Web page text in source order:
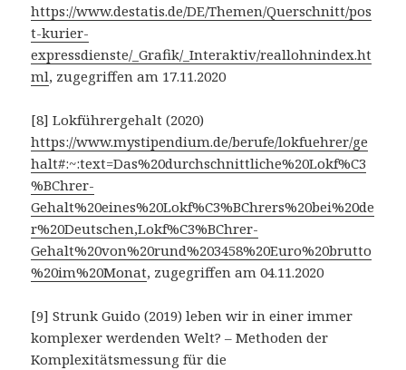
https://www.destatis.de/DE/Themen/Querschnitt/pos
t-kurier-
expressdienste/_Grafik/_Interaktiv/reallohnindex.ht
ml, zugegriffen am 17.11.2020
[8] Lokführergehalt (2020)
https://www.mystipendium.de/berufe/lokfuehrer/ge
halt#:~:text=Das%20durchschnittliche%20Lokf%C3
%BChrer-
Gehalt%20eines%20Lokf%C3%BChrers%20bei%20de
r%20Deutschen,Lokf%C3%BChrer-
Gehalt%20von%20rund%203458%20Euro%20brutto
%20im%20Monat, zugegriffen am 04.11.2020
[9] Strunk Guido (2019) leben wir in einer immer
komplexer werdenden Welt? – Methoden der
Komplexitätsmessung für die